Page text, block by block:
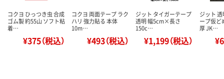
コクヨ ひっつき虫 合成
ゴム製 約55山 ソフト粘
着…
¥375（税込）
コクヨ 両面テープ ラク
ハリ 強力貼る 本体
10m…
¥493（税込）
ジット タイガーテープ
透明 幅5cm×長さ
150c…
¥1,199（税込）
ジット
ープ仮ど
厚 JK…